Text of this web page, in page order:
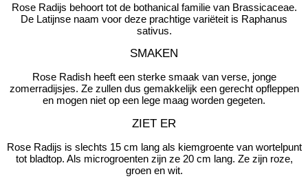
Rose Radijs behoort tot de bothanical familie van Brassicaceae.
De Latijnse naam voor deze prachtige variëteit is Raphanus
sativus.
SMAKEN
Rose Radish heeft een sterke smaak van verse, jonge
zomerradijsjes. Ze zullen dus gemakkelijk een gerecht opfleppen
en mogen niet op een lege maag worden gegeten.
ZIET ER
Rose Radijs is slechts 15 cm lang als kiemgroente van wortelpunt
tot bladtop. Als microgroenten zijn ze 20 cm lang. Ze zijn roze,
groen en wit.